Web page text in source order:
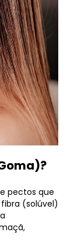
pectos que
(solúvel)